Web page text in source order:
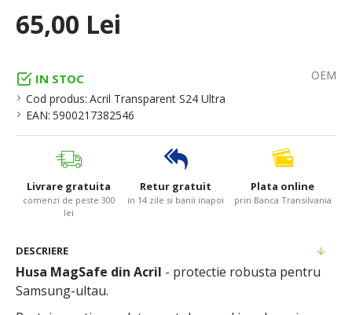
IN STOC
Cod produs: Acril Transparent S24 Ultra
EAN: 5900217382546
OEM
65,00 Lei
Livrare gratuita
comenzi de peste 300
lei
Retur gratuit
in 14 zile si banii inapoi
Plata online
prin Banca Transilvania
DESCRIERE
Husa MagSafe din Acril - protectie robusta pentru
Samsung-ultau.